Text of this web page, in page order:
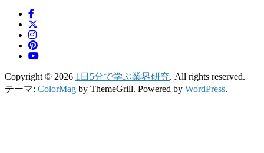
Copyright © 2026 1日5分で学ぶ業界研究. All rights reserved.
テーマ: ColorMag by ThemeGrill. Powered by WordPress.